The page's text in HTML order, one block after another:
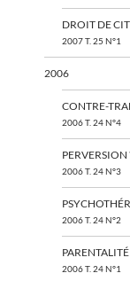
DROIT DE
2007 T. 25 N°1
2006
CONTRE-
2006 T. 24 N°4
PERVERSION
2006 T. 24 N°3
2006 T. 24 N°2
PARENTALITÉ
2006 T. 24 N°1